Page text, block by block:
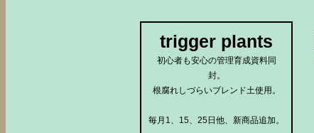
trigger plants
初心者も安心の管理育成資料同
封。
根腐れしづらいブレンド土使用。
毎月1、15、25日他、新商品追加。